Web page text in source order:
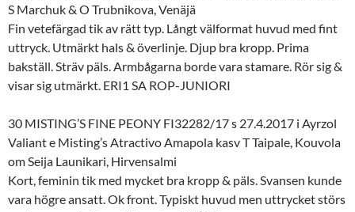
S Marchuk & O Trubnikova, Venäjä
Fin vetefärgad tik av rätt typ. Långt välformat huvud med fint
uttryck. Utmärkt hals & överlinje. Djup bra kropp. Prima
bakställ. Sträv päls. Armbågarna borde vara stamare. Rör sig &
visar sig utmärkt. ERI1 SA ROP-JUNIORI
30 MISTING’S FINE PEONY FI32282/17 s 27.4.2017 i Ayrzol
Valiant e Misting’s Atractivo Amapola kasv T Taipale, Kouvola
om Seija Launikari, Hirvensalmi
Kort, feminin tik med mycket bra kropp & päls. Svansen kunde
vara högre ansatt. Ok front. Typiskt huvud men uttrycket störs